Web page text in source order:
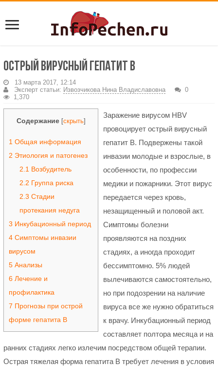
Острый вирусный гепатит В
13 марта 2017, 12:14
Эксперт статьи: Извозчикова Нина Владиславовна
0
1,370
Содержание [скрыть]
1 Общая информация
2 Этиология и патогенез
2.1Возбудитель
2.2 Группа риска
2.3 Стадии
протекания недуга
3 Инкубационный период
4 Симптомы инвазии
вирусом
5 Анализы
6 Лечение и
профилактика
7 Прогнозы при острой
форме гепатита В
Заражение вирусом HBV
провоцирует острый вирусный
гепатит В. Подвержены такой
инвазии молодые и взрослые, в
особенности, по профессии
медики и пожарники. Этот вирус
передается через кровь,
незащищенный и половой акт.
Симптомы болезни
проявляются на поздних
стадиях, а иногда проходит
бессимптомно. 5% людей
вылечиваются самостоятельно,
но при подозрении на наличие
вируса все же нужно обратиться
к врачу. Инкубационный период
составляет полтора месяца и на
ранних стадиях легко излечим посредством общей терапии.
Острая тяжелая форма гепатита В требует лечения в условия